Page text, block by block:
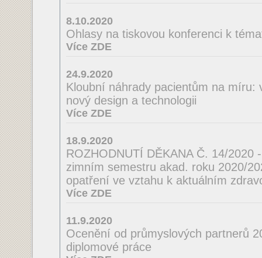
8.10.2020
Ohlasy na tiskovou konferenci k
Více ZDE
24.9.2020
Kloubní náhrady pacientům na míru:
nový design a technologii
Více ZDE
18.9.2020
ROZHODNUTÍ DĚKANA Č. 14/2020
zimním semestru akad. roku 2020/
opatření ve vztahu k aktuálním
Více ZDE
11.9.2020
Ocenění od průmyslových partnerů
diplomové práce